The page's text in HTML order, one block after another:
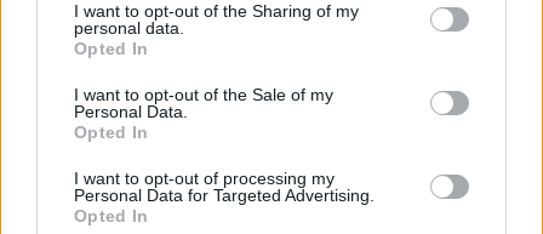
I want to opt-out of the Sharing of my
personal data.
Opted In
I want to opt-out of the Sale of my
Personal Data.
Opted In
I want to opt-out of processing my
Personal Data for Targeted Advertising.
Opted In
Σχολιάστε
... σχόλια| Κάνε click για να σχολιάσεις